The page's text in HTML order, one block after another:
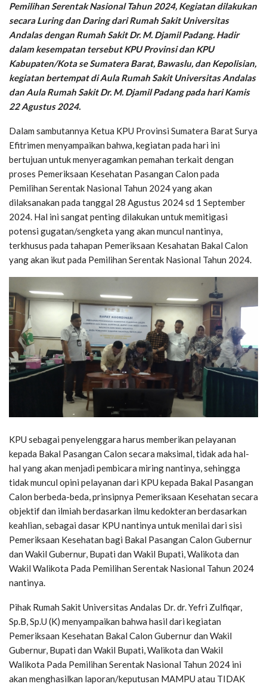
Pemilihan Serentak Nasional Tahun 2024, Kegiatan dilakukan
secara Luring dan Daring dari Rumah Sakit Universitas
Andalas dengan Rumah Sakit Dr. M. Djamil Padang. Hadir
dalam kesempatan tersebut KPU Provinsi dan KPU
Kabupaten/Kota se Sumatera Barat, Bawaslu, dan Kepolisian,
kegiatan bertempat di Aula Rumah Sakit Universitas Andalas
dan Aula Rumah Sakit Dr. M. Djamil Padang pada hari Kamis
22 Agustus 2024.
Dalam sambutannya Ketua KPU Provinsi Sumatera Barat Surya
Efitrimen menyampaikan bahwa, kegiatan pada hari ini
bertujuan untuk menyeragamkan pemahan terkait dengan
proses Pemeriksaan Kesehatan Pasangan Calon pada
Pemilihan Serentak Nasional Tahun 2024 yang akan
dilaksanakan pada tanggal 28 Agustus 2024 sd 1 September
2024. Hal ini sangat penting dilakukan untuk memitigasi
potensi gugatan/sengketa yang akan muncul nantinya,
terkhusus pada tahapan Pemeriksaan Kesahatan Bakal Calon
yang akan ikut pada Pemilihan Serentak Nasional Tahun 2024.
KPU sebagai penyelenggara harus memberikan pelayanan
kepada Bakal Pasangan Calon secara maksimal, tidak ada hal-
hal yang akan menjadi pembicara miring nantinya, sehingga
tidak muncul opini pelayanan dari KPU kepada Bakal Pasangan
Calon berbeda-beda, prinsipnya Pemeriksaan Kesehatan secara
objektif dan ilmiah berdasarkan ilmu kedokteran berdasarkan
keahlian, sebagai dasar KPU nantinya untuk menilai dari sisi
Pemeriksaan Kesehatan bagi Bakal Pasangan Calon Gubernur
dan Wakil Gubernur, Bupati dan Wakil Bupati, Walikota dan
Wakil Walikota Pada Pemilihan Serentak Nasional Tahun 2024
nantinya.
Pihak Rumah Sakit Universitas Andalas Dr. dr. Yefri Zulfiqar,
Sp.B, Sp.U (K) menyampaikan bahwa hasil dari kegiatan
Pemeriksaan Kesehatan Bakal Calon Gubernur dan Wakil
Gubernur, Bupati dan Wakil Bupati, Walikota dan Wakil
Walikota Pada Pemilihan Serentak Nasional Tahun 2024 ini
akan menghasilkan laporan/keputusan MAMPU atau TIDAK